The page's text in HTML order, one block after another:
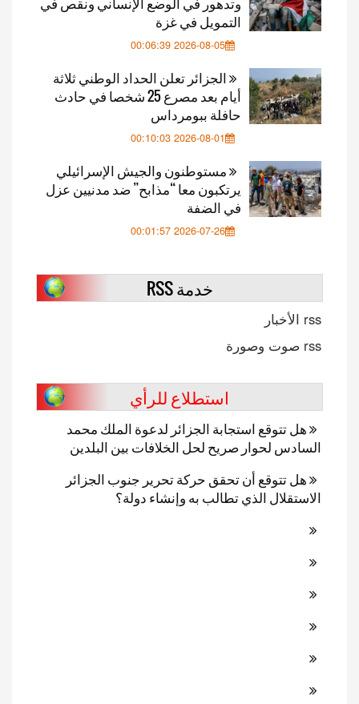
التمويل في غزة
2026-08-05 00:06:39
الجزائر تعلن الحداد الوطني ثلاثة
أيام بعد مصرع 25 شخصا في حادث
حافلة ببومرداس
2026-08-01 00:10:03
مستوطنون والجيش الإسرائيلي
يرتكبون معا “مذابح” ضد مدنيين عزل
في الضفة
2026-07-26 00:01:57
خدمة RSS
rss الأخبار
rss صوت وصورة
استطلاع للرأي
هل تتوقع استجابة الجزائر لدعوة الملك محمد
السادس لحوار صريح لحل الخلافات بين البلدين
هل تتوقع أن تحقق حركة تحرير جنوب الجزائر
الاستقلال الذي تطالب به وإنشاء دولة؟